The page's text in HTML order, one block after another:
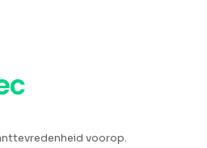
voorop.